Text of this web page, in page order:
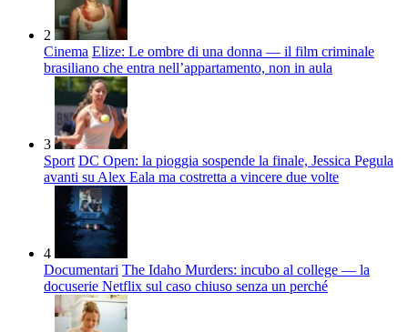
2
Cinema Elize: Le ombre di una donna — il film criminale
brasiliano che entra nell’appartamento, non in aula
3
Sport DC Open: la pioggia sospende la finale, Jessica Pegula
avanti su Alex Eala ma costretta a vincere due volte
4
Documentari The Idaho Murders: incubo al college — la
docuserie Netflix sul caso chiuso senza un perché